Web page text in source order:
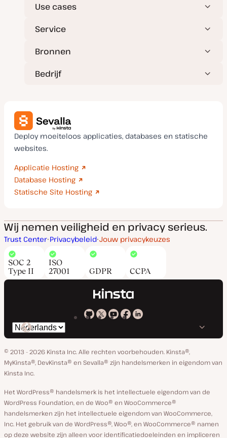
Use cases
Service
Bronnen
Bedrijf
Deploy moeiteloos applicaties, databases en statische
websites.
Applicatie Hosting
Database Hosting
Statische Site Hosting
Wij nemen veiligheid en privacy serieus.
Trust Center Privacybeleid Jouw privacykeuzes
SOC 2
Type II
ISO
27001
GDPR CCPA
Kinsta
GitHub
Kinsta
X
Kinsta
YouTube
Kinsta
Facebook
Kinsta
Linkedin
Selecteer
taal
© 2013 - 2026 Kinsta Inc. Alle rechten voorbehouden. Kinsta®,
MyKinsta®, DevKinsta® en Sevalla® zijn handelsmerken in eigendom van
Kinsta Inc.
Het WordPress® handelsmerk is het intellectuele eigendom van de
WordPress Foundation, en de Woo® en WooCommerce®
handelsmerken zijn het intellectuele eigendom van WooCommerce,
Inc. Het gebruik van de WordPress®, Woo®, en WooCommerce® namen
op deze website zijn alleen voor identificatiedoeleinden en impliceren